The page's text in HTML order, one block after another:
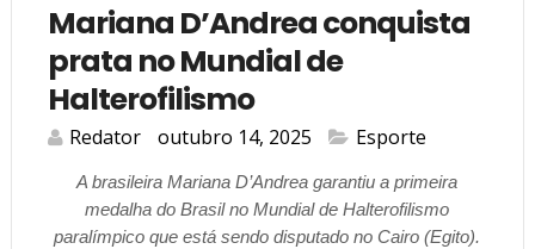
Mariana D’Andrea conquista
prata no Mundial de
Halterofilismo
Redator outubro 14, 2025 Esporte
A brasileira Mariana D’Andrea garantiu a primeira
medalha do Brasil no Mundial de Halterofilismo
paralímpico que está sendo disputado no Cairo (Egito).